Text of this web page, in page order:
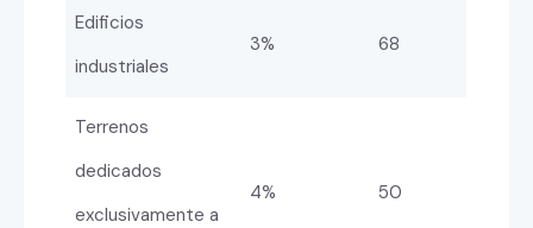
Edificios
industriales
3% 68
Terrenos
dedicados
exclusivamente a
4% 50